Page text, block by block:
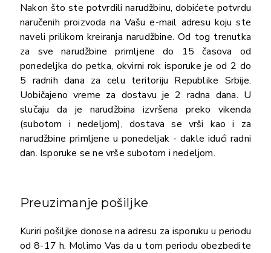
Nakon što ste potvrdili narudžbinu, dobićete potvrdu
naručenih proizvoda na Vašu e-mail adresu koju ste
naveli prilikom kreiranja narudžbine. Od tog trenutka
za sve narudžbine primljene do 15 časova od
ponedeljka do petka, okvirni rok isporuke je od 2 do
5 radnih dana za celu teritoriju Republike Srbije.
Uobičajeno vreme za dostavu je 2 radna dana. U
slučaju da je narudžbina izvršena preko vikenda
(subotom i nedeljom), dostava se vrši kao i za
narudžbine primljene u ponedeljak - dakle idući radni
dan. Isporuke se ne vrše subotom i nedeljom.
Preuzimanje pošiljke
Kuriri pošiljke donose na adresu za isporuku u periodu
od 8-17 h. Molimo Vas da u tom periodu obezbedite